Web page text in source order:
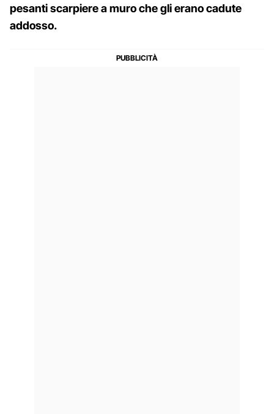
pesanti scarpiere a muro che gli erano cadute
addosso.